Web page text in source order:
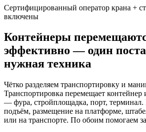
Сертифицированный оператор крана +
включены
Контейнеры
эффективно — один
нужная техника
Чётко разделяем транспортировку и
Транспортировка перемещает контейнер
— фура, стройплощадка, порт,
подъём, размещение на платформе,
или на транспорте. По обоим помогаем